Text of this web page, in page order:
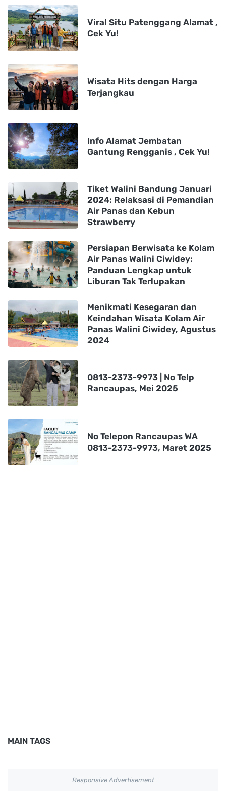
Viral Situ Patenggang Alamat ,
Cek Yu!
Wisata Hits dengan Harga
Terjangkau
Info Alamat Jembatan
Gantung Rengganis , Cek Yu!
Tiket Walini Bandung Januari
2024: Relaksasi di Pemandian
Air Panas dan Kebun
Strawberry
Persiapan Berwisata ke Kolam
Air Panas Walini Ciwidey:
Panduan Lengkap untuk
Liburan Tak Terlupakan
Menikmati Kesegaran dan
Keindahan Wisata Kolam Air
Panas Walini Ciwidey, Agustus
2024
0813-2373-9973 | No Telp
Rancaupas, Mei 2025
No Telepon Rancaupas WA
0813-2373-9973, Maret 2025
MAIN TAGS
Responsive Advertisement